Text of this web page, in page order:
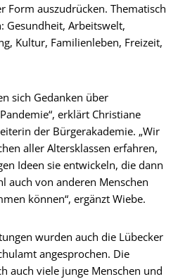
Form auszudrücken. Thematisch
Gesundheit, Arbeitswelt,
Kultur, Familienleben, Freizeit,
sich Gedanken über
erklärt Christiane
der Bürgerakademie. „Wir
aller Altersklassen erfahren,
Ideen sie entwickeln, die dann
auch von anderen Menschen
können“, ergänzt Wiebe.
wurden auch die Lübecker
angesprochen. Die
auch viele junge Menschen und